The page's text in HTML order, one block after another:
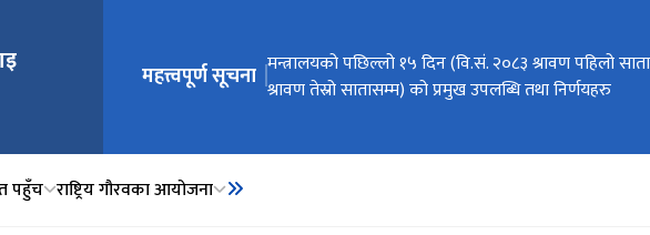
मुख्य नेभिगेसनमा जानुहोस्
महत्त्वपूर्ण सूचना मिति २०८३/०३/३२ को निर्णयानुसार मन्त्रालय अन्तर्गतका
स्वीकृत संगठन संरचना
मन्त्रालयको पछिल्लो १५ दिन (वि.सं. २०८३ श्रावण पहिलो
श्रावण तेस्रो सातासम्म) को प्रमुख उपलब्धि तथा निर्णयहरु
विद्युत सेवा सम्बन्धी गुनासो सम्बोधन गर्ने व्यवस्था मिलाइएको
गुनासो सम्बोधन गर्ने व्यवस्था मिलाइएको सम्बन्धमा
वार्षिक विकास कार्यक्रम (आ.व. २०८३/८४)
पहुँच राष्ट्रिय गौरवका आयोजना